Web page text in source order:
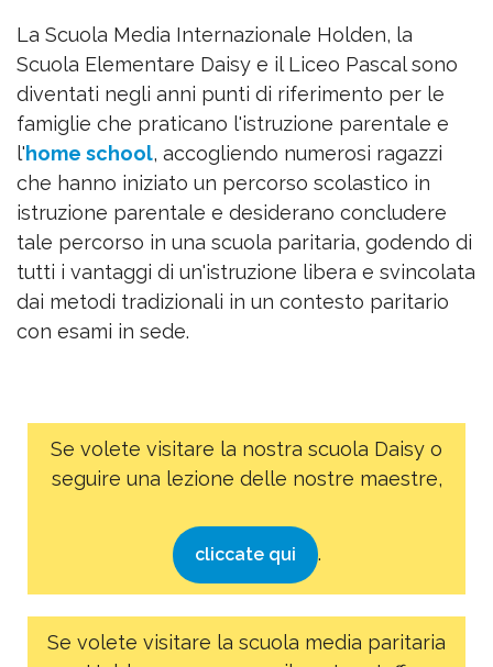
La Scuola Media Internazionale Holden, la
Scuola Elementare Daisy e il Liceo Pascal sono
diventati negli anni punti di riferimento per le
famiglie che praticano l'istruzione parentale e
l'home school, accogliendo numerosi ragazzi
che hanno iniziato un percorso scolastico in
istruzione parentale e desiderano concludere
tale percorso in una scuola paritaria, godendo di
tutti i vantaggi di un'istruzione libera e svincolata
dai metodi tradizionali in un contesto paritario
con esami in sede.
Se volete visitare la nostra scuola Daisy o
seguire una lezione delle nostre maestre,
cliccate qui .
Se volete visitare la scuola media paritaria